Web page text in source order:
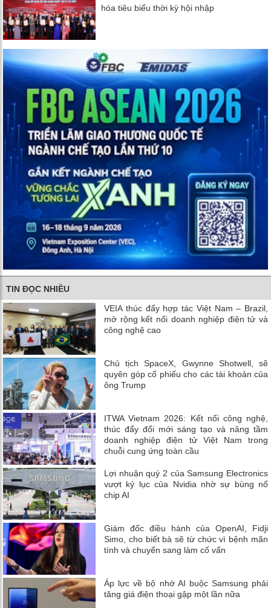
hóa tiêu biểu thời kỳ hội nhập
TIN ĐỌC NHIỀU
VEIA thúc đẩy hợp tác Việt Nam – Brazil,
mở rộng kết nối doanh nghiệp điện tử và
công nghệ cao
Chủ tịch SpaceX, Gwynne Shotwell, sẽ
quyên góp cổ phiếu cho các tài khoản của
ông Trump
ITWA Vietnam 2026: Kết nối công nghệ,
thúc đẩy đổi mới sáng tạo và nâng tầm
doanh nghiệp điện tử Việt Nam trong
chuỗi cung ứng toàn cầu
Lợi nhuận quý 2 của Samsung Electronics
vượt kỷ lục của Nvidia nhờ sự bùng nổ
chip AI
Giám đốc điều hành của OpenAI, Fidji
Simo, cho biết bà sẽ từ chức vì bệnh mãn
tính và chuyển sang làm cố vấn
Áp lực về bộ nhớ AI buộc Samsung phải
tăng giá điện thoại gập một lần nữa